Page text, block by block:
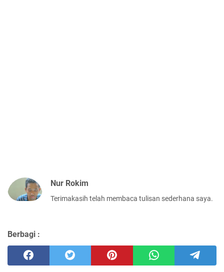
Nur Rokim
Terimakasih telah membaca tulisan sederhana saya.
Berbagi :